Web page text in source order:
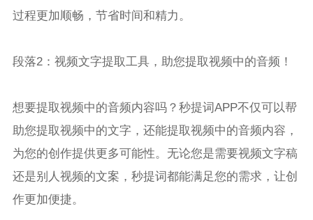
过程更加顺畅，节省时间和精力。
段落2：视频文字提取工具，助您提取视频中的音频！
想要提取视频中的音频内容吗？秒提词APP不仅可以帮
助您提取视频中的文字，还能提取视频中的音频内容，
为您的创作提供更多可能性。无论您是需要视频文字稿
还是别人视频的文案，秒提词都能满足您的需求，让创
作更加便捷。